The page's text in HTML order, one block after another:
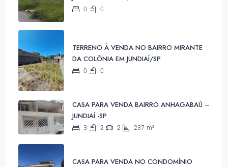
0 0
TERRENO À VENDA NO BAIRRO MIRANTE
DA COLÔNIA EM JUNDIAÍ/SP
0 0
CASA PARA VENDA BAIRRO ANHAGABAÚ –
JUNDIAÍ -SP
3 2 2 237 m²
CASA PARA VENDA NO CONDOMÍNIO